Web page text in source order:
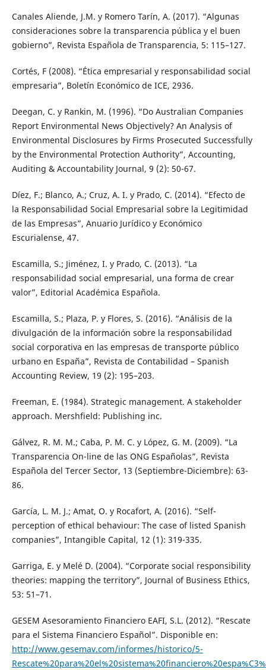
Canales Aliende, J.M. y Romero Tarín, A. (2017). “Algunas
consideraciones sobre la transparencia pública y el buen
gobierno”, Revista Española de Transparencia, 5: 115–127.
Cortés, F (2008). “Ética empresarial y responsabilidad social
empresaria”, Boletín Económico de ICE, 2936.
Deegan, C. y Rankin, M. (1996). “Do Australian Companies
Report Environmental News Objectively? An Analysis of
Environmental Disclosures by Firms Prosecuted Successfully
by the Environmental Protection Authority”, Accounting,
Auditing & Accountability Journal, 9 (2): 50-67.
Díez, F.; Blanco, A.; Cruz, A. I. y Prado, C. (2014). “Efecto de
la Responsabilidad Social Empresarial sobre la Legitimidad
de las Empresas”, Anuario Jurídico y Económico
Escurialense, 47.
Escamilla, S.; Jiménez, I. y Prado, C. (2013). “La
responsabilidad social empresarial, una forma de crear
valor”, Editorial Académica Española.
Escamilla, S.; Plaza, P. y Flores, S. (2016). “Análisis de la
divulgación de la información sobre la responsabilidad
social corporativa en las empresas de transporte público
urbano en España”, Revista de Contabilidad – Spanish
Accounting Review, 19 (2): 195–203.
Freeman, E. (1984). Strategic management. A stakeholder
approach. Mershfield: Publishing inc.
Gálvez, R. M. M.; Caba, P. M. C. y López, G. M. (2009). “La
Transparencia On-line de las ONG Españolas”, Revista
Española del Tercer Sector, 13 (Septiembre-Diciembre): 63-
86.
García, L. M. J.; Amat, O. y Rocafort, A. (2016). “Self-
perception of ethical behaviour: The case of listed Spanish
companies”, Intangible Capital, 12 (1): 319-335.
Garriga, E. y Melé D. (2004). “Corporate social responsibility
theories: mapping the territory”, Journal of Business Ethics,
53: 51–71.
GESEM Asesoramiento Financiero EAFI, S.L. (2012). “Rescate
para el Sistema Financiero Español”. Disponible en:
http://www.gesemav.com/informes/historico/5-